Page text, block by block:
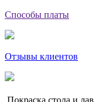
Способы платы
Отзывы клиентов
Покраска стола и